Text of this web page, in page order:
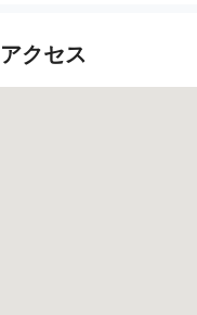
アクセス